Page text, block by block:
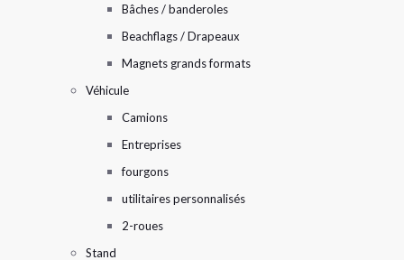
Bâches / banderoles
Beachflags / Drapeaux
Magnets grands formats
Véhicule
Camions
Entreprises
fourgons
utilitaires personnalisés
2-roues
Stand